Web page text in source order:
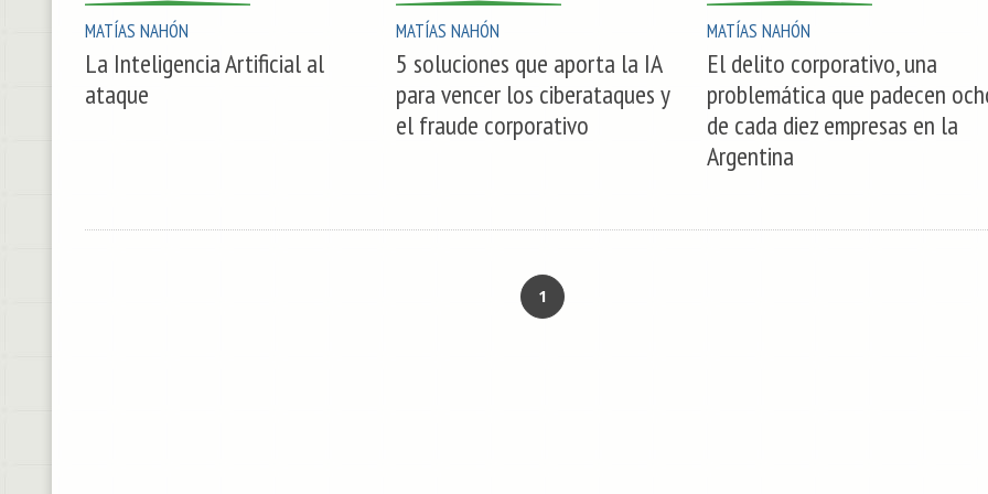
MATÍAS NAHÓN
La Inteligencia Artificial al
ataque
MATÍAS NAHÓN
5 soluciones que aporta la IA
para vencer los ciberataques y
el fraude corporativo
MATÍAS NAHÓN
El delito corporativo, una
problemática que padecen
de cada diez empresas en la
Argentina
1